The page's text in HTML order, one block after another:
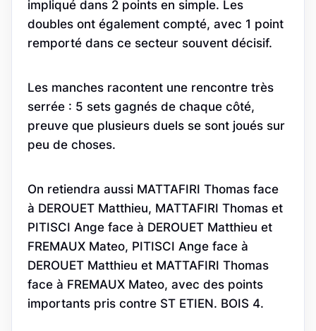
impliqué dans 2 points en simple. Les
doubles ont également compté, avec 1 point
remporté dans ce secteur souvent décisif.
Les manches racontent une rencontre très
serrée : 5 sets gagnés de chaque côté,
preuve que plusieurs duels se sont joués sur
peu de choses.
On retiendra aussi MATTAFIRI Thomas face
à DEROUET Matthieu, MATTAFIRI Thomas et
PITISCI Ange face à DEROUET Matthieu et
FREMAUX Mateo, PITISCI Ange face à
DEROUET Matthieu et MATTAFIRI Thomas
face à FREMAUX Mateo, avec des points
importants pris contre ST ETIEN. BOIS 4.